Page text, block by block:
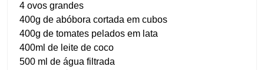
4 ovos grandes
400g de abóbora cortada em cubos
400g de tomates pelados em lata
400ml de leite de coco
500 ml de água filtrada